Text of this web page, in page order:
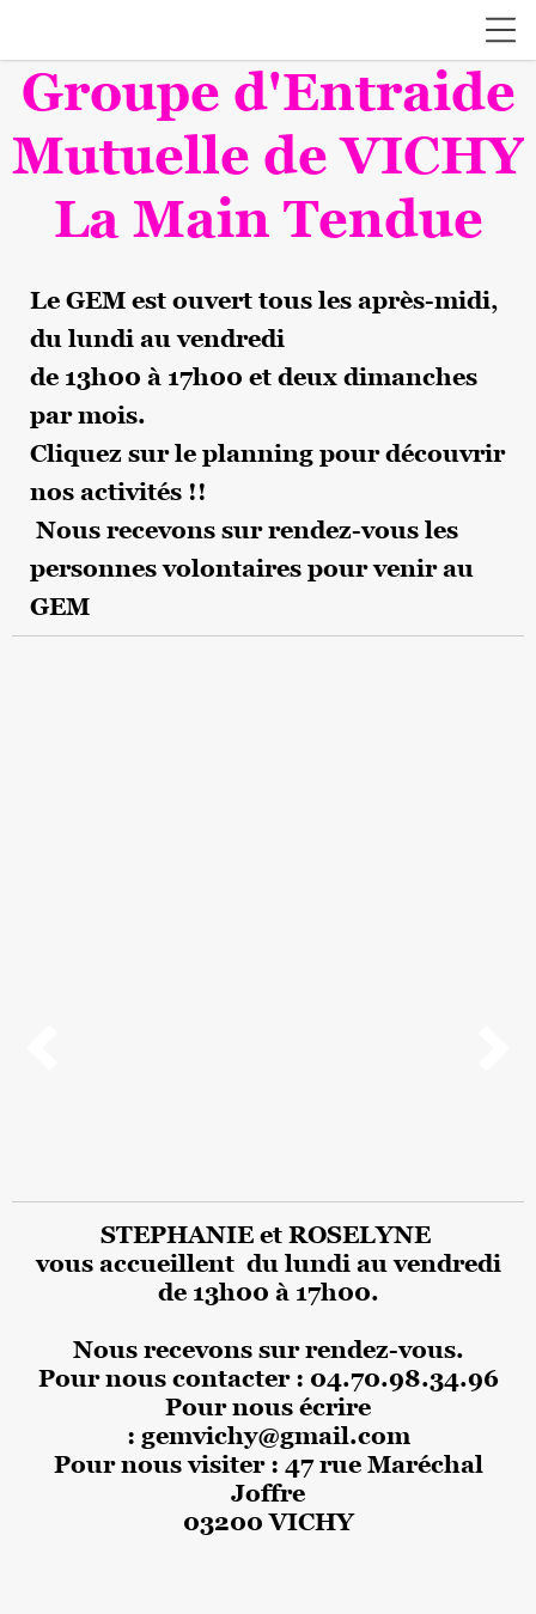
Groupe d'Entraide
Mutuelle de VICHY
La Main Tendue
Le GEM est ouvert tous les après-midi,
du lundi au vendredi
de 13h00 à 17h00 et deux dimanches
par mois.
Cliquez sur le planning pour découvrir
nos activités !!
Nous recevons sur rendez-vous les
personnes volontaires pour venir au
GEM
STEPHANIE et ROSELYNE
vous accueillent du lundi au vendredi
de 13h00 à 17h00.
Nous recevons sur rendez-vous.
Pour nous contacter : 04.70.98.34.96
Pour nous écrire
: gemvichy@gmail.com
Pour nous visiter : 47 rue Maréchal
Joffre
03200 VICHY